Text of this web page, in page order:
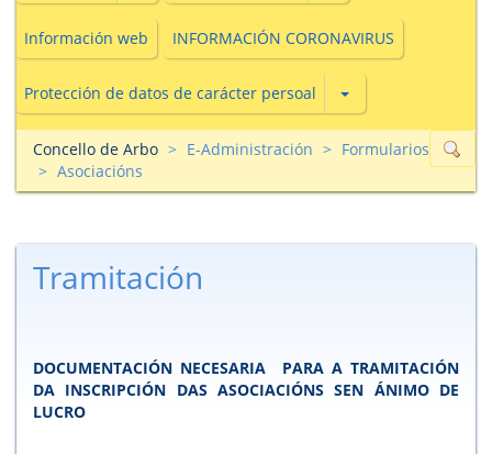
Información web INFORMACIÓN CORONAVIRUS
Protección de datos de carácter persoal Subsecciones de
Concello de Arbo E-Administración
Formularios
Asociacións
Tramitación
DOCUMENTACIÓN NECESARIA PARA A TRAMITACIÓN
DA INSCRIPCIÓN DAS ASOCIACIÓNS SEN ÁNIMO DE
LUCRO